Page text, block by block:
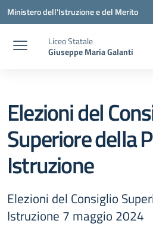
Vai ai contenuti
Vai al menu di navigazione
Vai al footer
Ministero dell'Istruzione e del Merito
Liceo Statale
Giuseppe Maria Galanti
Elezioni del
Superiore della
Istruzione
Elezioni del Consiglio
Istruzione 7 maggio 2024